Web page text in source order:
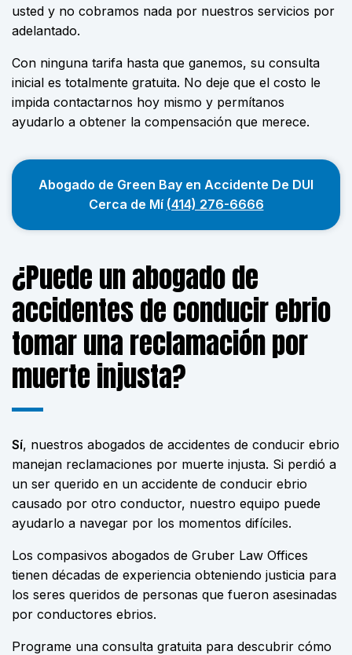
usted y no cobramos nada por nuestros servicios por
adelantado.
Con ninguna tarifa hasta que ganemos, su consulta
inicial es totalmente gratuita. No deje que el costo le
impida contactarnos hoy mismo y permítanos
ayudarlo a obtener la compensación que merece.
Abogado de Green Bay en Accidente De DUI
Cerca de Mí (414) 276-6666
¿Puede un abogado de
accidentes de conducir ebrio
tomar una reclamación por
muerte injusta?
Sí, nuestros abogados de accidentes de conducir ebrio
manejan reclamaciones por muerte injusta. Si perdió a
un ser querido en un accidente de conducir ebrio
causado por otro conductor, nuestro equipo puede
ayudarlo a navegar por los momentos difíciles.
Los compasivos abogados de Gruber Law Offices
tienen décadas de experiencia obteniendo justicia para
los seres queridos de personas que fueron asesinadas
por conductores ebrios.
Programe una consulta gratuita para descubrir cómo